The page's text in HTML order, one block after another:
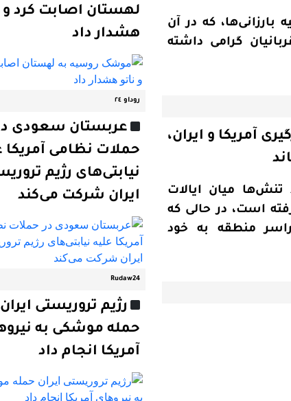
که در آن
قربانیان گرامی داشته
آمریکا و ایران،
میان ایالات
است، در حالی که
منطقه به خود
لهستان اصابت کرد و
هشدار داد
روداو ٢٤
عربستان سعودی
حملات نظامی آمریکا
نیابتی‌های رژیم
ایران شرکت می‌کند
Rudaw24
رژیم تروریستی ایران
حمله موشکی به
آمریکا انجام داد